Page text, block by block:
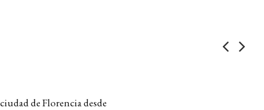
de Florencia desde